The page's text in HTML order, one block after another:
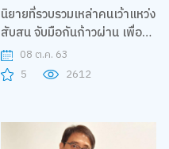
นิยายที่รวบรวมเหล่าคนเว้าแหว่ง
สับสน จับมือกันก้าวผ่าน เพื่อมี
ชีวิตกับปัจจุบัน : หนังสือ ขนมปัง
ของพรุ่งนี้ แกงกะหรี่เมื่อวันวาน
08 ต.ค. 63
5
2612